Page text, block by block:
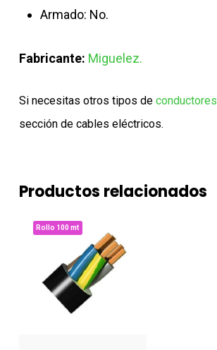
Armado: No.
Fabricante: Miguelez.
Si necesitas otros tipos de conductores
sección de cables eléctricos.
Productos relacionados
Rollo 100 mt